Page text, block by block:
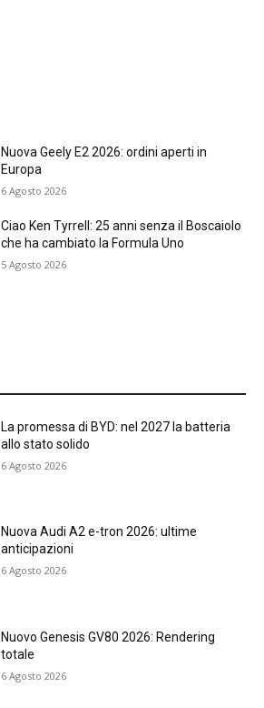
Nuova Geely E2 2026: ordini aperti in
Europa
6 Agosto 2026
Ciao Ken Tyrrell: 25 anni senza il Boscaiolo
che ha cambiato la Formula Uno
5 Agosto 2026
La promessa di BYD: nel 2027 la batteria
allo stato solido
6 Agosto 2026
Nuova Audi A2 e-tron 2026: ultime
anticipazioni
6 Agosto 2026
Nuovo Genesis GV80 2026: Rendering
totale
6 Agosto 2026